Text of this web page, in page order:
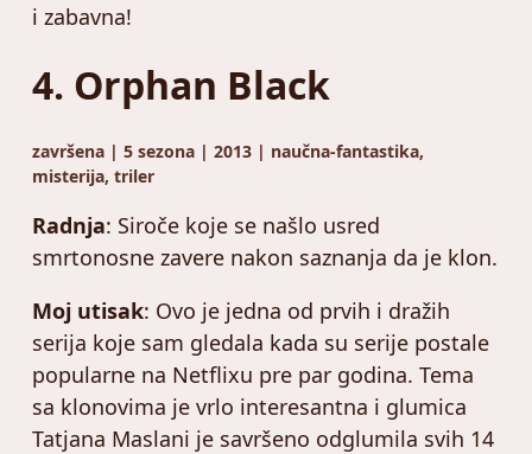
i zabavna!
4. Orphan Black
završena | 5 sezona | 2013 | naučna-fantastika,
misterija, triler
Radnja: Siroče koje se našlo usred
smrtonosne zavere nakon saznanja da je klon.
Moj utisak: Ovo je jedna od prvih i dražih
serija koje sam gledala kada su serije postale
popularne na Netflixu pre par godina. Tema
sa klonovima je vrlo interesantna i glumica
Tatjana Maslani je savršeno odglumila svih 14